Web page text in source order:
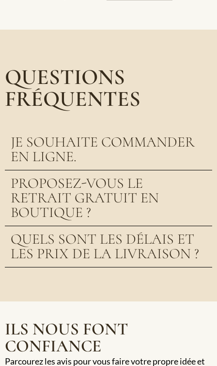
QUESTIONS
FRÉQUENTES
JE SOUHAITE COMMANDER
EN LIGNE.
PROPOSEZ-VOUS LE
RETRAIT GRATUIT EN
BOUTIQUE ?
QUELS SONT LES DÉLAIS ET
LES PRIX DE LA LIVRAISON ?
ILS NOUS FONT
CONFIANCE
Parcourez les avis pour vous faire votre propre idée et